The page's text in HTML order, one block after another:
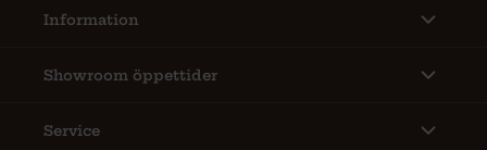
Information
Showroom öppettider
Service